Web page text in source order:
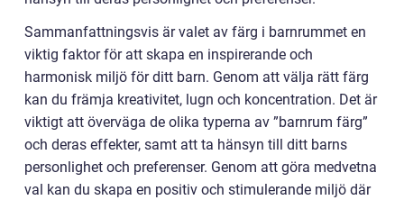
Sammanfattningsvis är valet av färg i barnrummet en
viktig faktor för att skapa en inspirerande och
harmonisk miljö för ditt barn. Genom att välja rätt färg
kan du främja kreativitet, lugn och koncentration. Det är
viktigt att överväga de olika typerna av ”barnrum färg”
och deras effekter, samt att ta hänsyn till ditt barns
personlighet och preferenser. Genom att göra medvetna
val kan du skapa en positiv och stimulerande miljö där